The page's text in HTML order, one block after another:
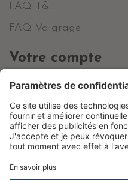
FAQ T&T
FAQ Vaigrage
Votre compte
Informations personnelles
Commandes
Avoirs
Adresses